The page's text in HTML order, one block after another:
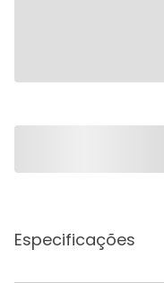
Especificações